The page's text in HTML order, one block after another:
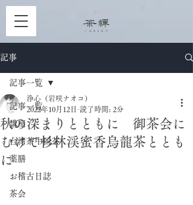
記事
記事一覧
講座
台湾茶中国茶
薬膳
お稽古日誌
茶会
記事一覧
秋の深まりとともに 御茶会に
むけて杉林渓蜜香烏龍茶ととも
に
浄心（岩咲ナオコ）
2022年10月12日 読了時間: 2分